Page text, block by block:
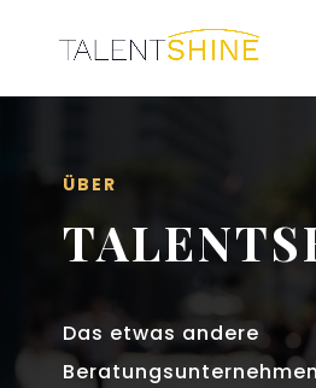
ÜBER
Das etwas andere